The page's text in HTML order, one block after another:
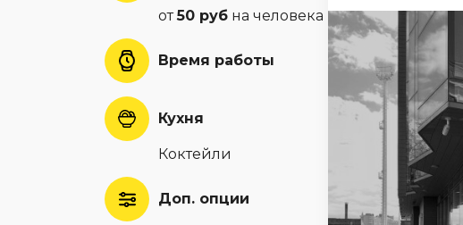
от50 руб на человека
Время работы
Кухня
Коктейли
Доп. опции